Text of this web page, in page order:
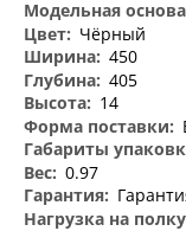
Чёрный
450
405
14
0.97